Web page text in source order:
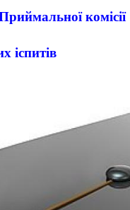
комісії
іспитів